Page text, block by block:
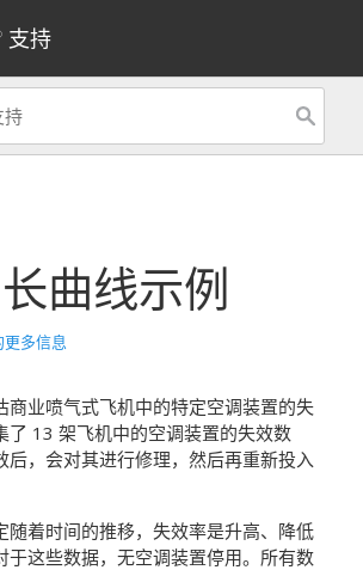
支持
曲线示例
多信息
商业喷气式飞机中的特定空调装置的失
了 13 架飞机中的空调装置的失效数
后，会对其进行修理，然后再重新投入
随着时间的推移，失效率是升高、降低
于这些数据，无空调装置停用。所有数